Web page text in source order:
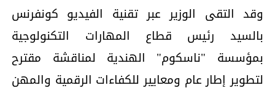
وقد التقى الوزير عبر تقنية الفيديو كونفرنس
بالسيد رئيس قطاع المهارات التكنولوجية
بمؤسسة "ناسكوم" الهندية لمناقشة مقترح
لتطوير إطار عام ومعايير للكفاءات الرقمية والمهن